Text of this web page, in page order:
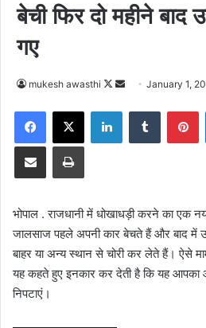
बेची फिर दो महीने बाद
गए
mukesh awasthi
Follow
Send
email
January 1,
Facebook
X LinkedInTumblr
Share via Email Print
भोपाल . राजधानी में धोखाधड़ी करने का एक
जालसाज पहले अपनी कार बेचते हैं और बाद में
बाहर या अन्य स्थान से चोरी कर लेते हैं। ऐसे
यह कहते हुए इनकार कर देती है कि यह आपका
निपटाएं।